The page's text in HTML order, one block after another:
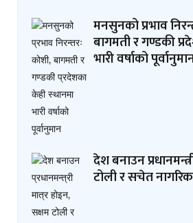
मनसुनको प्रभाव
बागमती र गण्डकी
भारी वर्षाको
देश बनाउन
टोली र सचेत